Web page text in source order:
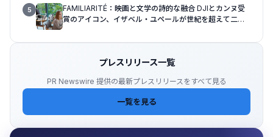
5
FAMILIARITÉ：映画と文学の詩的な融合 DJIとカンヌ受
賞のアイコン、イザベル・ユペールが世紀を超えて二人
影
プレスリリース一覧
PR Newswire 提供の最新プレスリリースをすべて見る
一覧を見る